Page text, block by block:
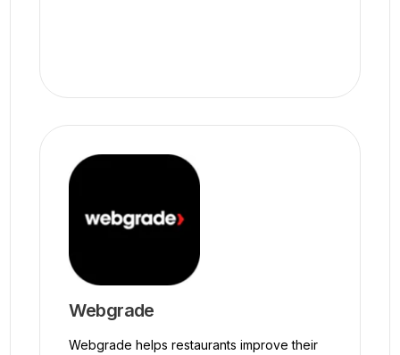
Webgrade
Webgrade helps restaurants improve their